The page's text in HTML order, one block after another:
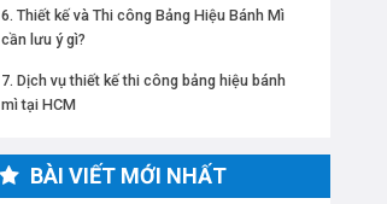
Thiết kế và Thi công Bảng Hiệu Bánh Mì
cần lưu ý gì?
Dịch vụ thiết kế thi công bảng hiệu bánh
mì tại HCM
BÀI VIẾT MỚI NHẤT